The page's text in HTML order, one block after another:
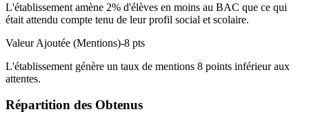
L'établissement amène 2% d'élèves en moins au BAC que ce qui
était attendu compte tenu de leur profil social et scolaire.
Valeur Ajoutée (Mentions)-8 pts
L'établissement génère un taux de mentions 8 points inférieuraux
attentes.
Répartition des Obtenus